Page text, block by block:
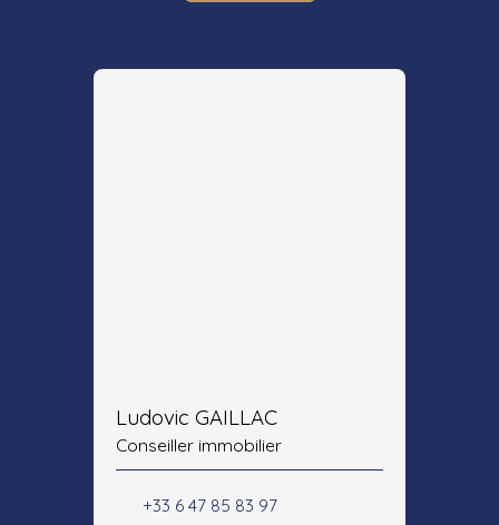
Ludovic GAILLAC
Conseiller immobilier
+33 6 47 85 83 97